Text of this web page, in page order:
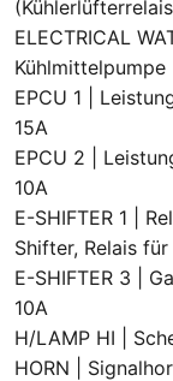
ELECTRICAL
Kühlmittelpumpe
EPCU 1 |
15A
EPCU 2 |
10A
E-SHIFTER 1 |
Shifter, Relais
E-SHIFTER 3 |
10A
H/LAMP HI |
HORN |